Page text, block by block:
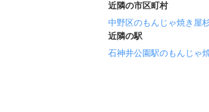
近隣の市区町村
中野区のもんじゃ焼き屋
近隣の駅
石神井公園駅のもんじゃ